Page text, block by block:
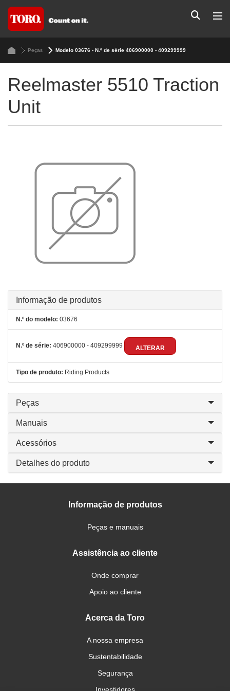
Peças Modelo 03676 - N.º de série 406900000 - 409299999
Reelmaster 5510 Traction
Unit
Informação de produtos
N.º do modelo: 03676
N.º de série: 406900000 - 409299999 ALTERAR
Tipo de produto: Riding Products
Peças
Manuais
Acessórios
Detalhes do produto
Informação de produtos
Peças e manuais
Assistência ao cliente
Onde comprar
Apoio ao cliente
Acerca da Toro
A nossa empresa
Sustentabilidade
Segurança